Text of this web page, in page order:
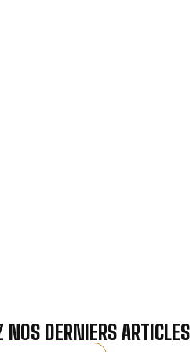
NOS DERNIERS